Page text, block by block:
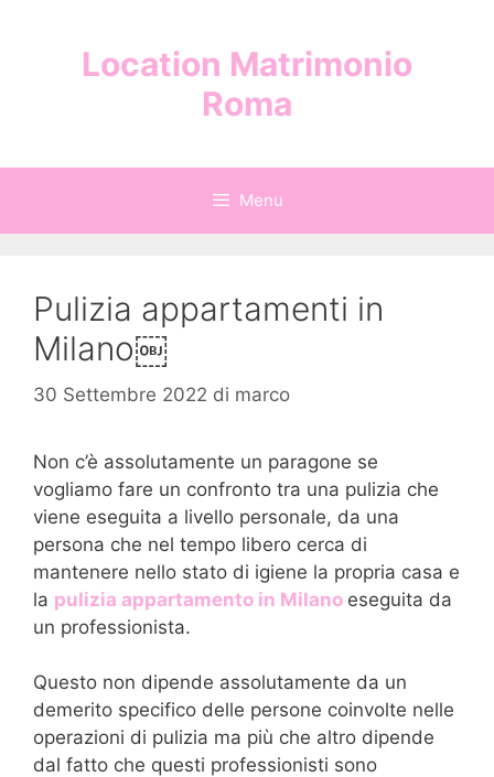
Location Matrimonio
Roma
Menu
Pulizia appartamenti in
Milano￼
30 Settembre 2022 di marco
Non c’è assolutamente un paragone se
vogliamo fare un confronto tra una pulizia che
viene eseguita a livello personale, da una
persona che nel tempo libero cerca di
mantenere nello stato di igiene la propria casa e
la pulizia appartamento in Milano eseguita da
un professionista.
Questo non dipende assolutamente da un
demerito specifico delle persone coinvolte nelle
operazioni di pulizia ma più che altro dipende
dal fatto che questi professionisti sono